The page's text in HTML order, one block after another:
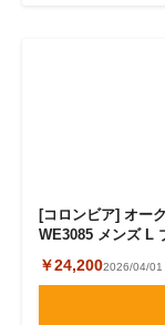
[コロンビア] オー
WE3085 メンズ L
￥24,2002026/04/01